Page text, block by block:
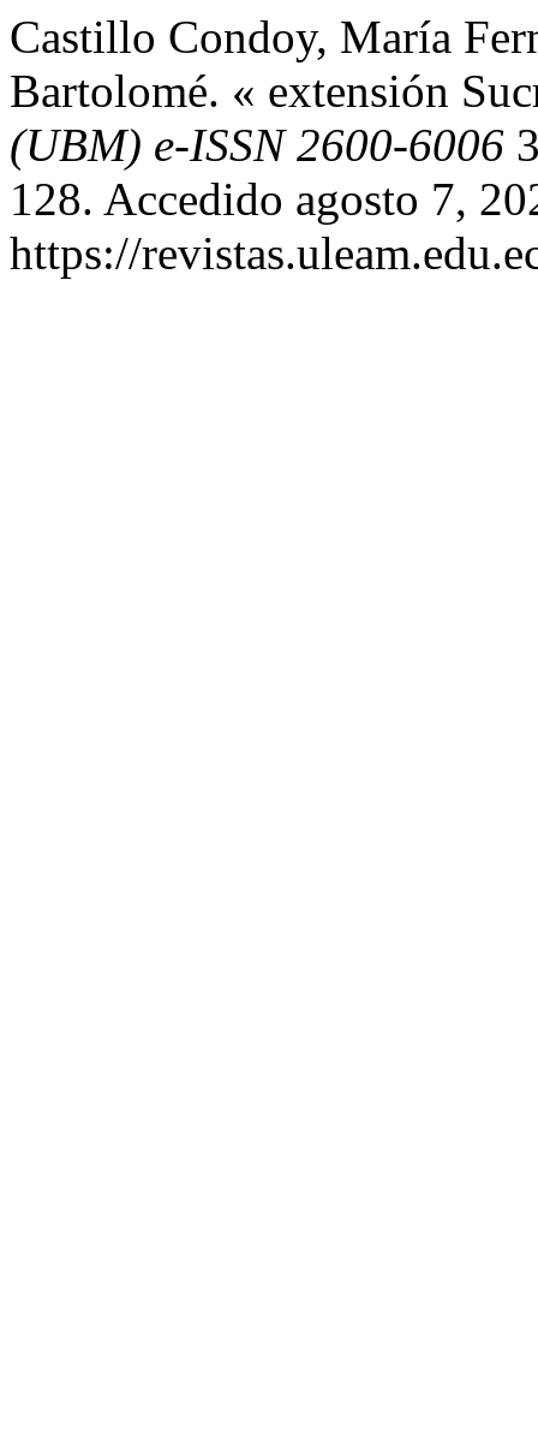
Castillo Condoy, María
Bartolomé. « extensión
(UBM) e-ISSN 2600-6006
128. Accedido agosto 7,
https://